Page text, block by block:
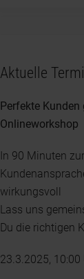
Aktuelle
Perfekte
Onlineworkshop
In 90 Minuten
wirkungsvoll
Lass uns
Du die richtigen
23.3.2025,